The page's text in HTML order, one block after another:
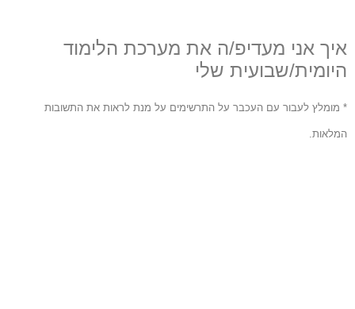
איך אני מעדיפ/ה את מערכת הלימוד
היומית/שבועית שלי
* מומלץ לעבור עם העכבר על התרשימים על מנת לראות את התשובות
המלאות.